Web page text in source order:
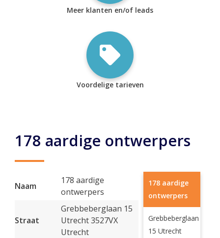
Meer klanten en/of leads
Voordelige tarieven
178 aardige ontwerpers
Naam
178 aardige
ontwerpers
Straat
Grebbeberglaan 15
Utrecht 3527VX
Utrecht
178 aardige
ontwerpers
Grebbeberglaan
15 Utrecht